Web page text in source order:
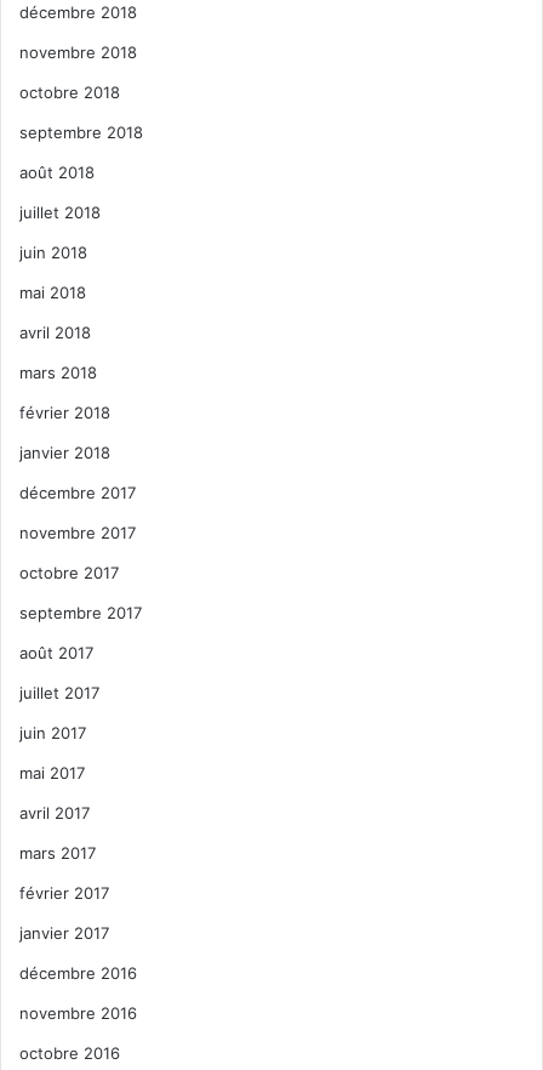
décembre 2018
novembre 2018
octobre 2018
septembre 2018
août 2018
juillet 2018
juin 2018
mai 2018
avril 2018
mars 2018
février 2018
janvier 2018
décembre 2017
novembre 2017
octobre 2017
septembre 2017
août 2017
juillet 2017
juin 2017
mai 2017
avril 2017
mars 2017
février 2017
janvier 2017
décembre 2016
novembre 2016
octobre 2016